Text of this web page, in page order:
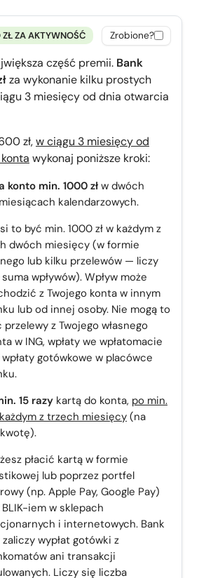
ZA AKTYWNOŚĆ Zrobione?
część premii. Bank
za wykonanie kilku prostych
3 miesięcy od dnia otwarcia
zł,w ciągu 3 miesięcy od
wykonaj poniższe kroki:
konto min. 1000 zł w dwóch
kalendarzowych.
to być min. 1000 zł w każdym z
dwóch miesięcy (w formie
lub kilku przelewów — liczy
wpływów). Wpływ może
z Twojego konta w innym
lub od innej osoby. Nie mogą to
przelewy z Twojego własnego
w ING, wpłaty we wpłatomacie
gotówkowe w placówce
15 razy kartą do konta, po min.
z trzech miesięcy(na
płacić kartą w formie
lub poprzez portfel
(np. Apple Pay, Google Pay)
BLIK-iem w sklepach
i internetowych. Bank
zaliczy wypłat gotówki z
ani transakcji
Liczy się liczba